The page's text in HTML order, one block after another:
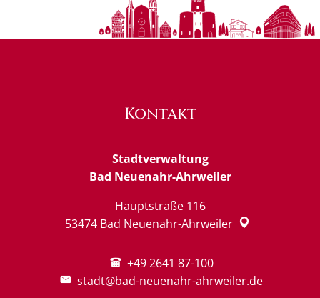
Kontakt
Stadtverwaltung
Bad Neuenahr-Ahrweiler
Hauptstraße 116
53474 Bad Neuenahr-Ahrweiler
+49 2641 87-100
stadt@bad-neuenahr-ahrweiler.de